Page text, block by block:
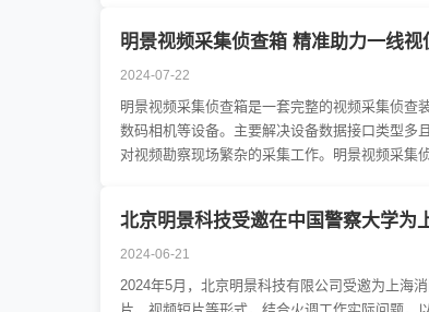
明景视频采集侦查箱 精准助力一线视
2024-07-22
明景视频采集侦查箱是一套完整的视频采集侦查
数码相机等设备。主要解决设备数据接口类型多
对视频勘察现场繁杂的采集工作。明景视频采集
北京明景科技受邀在中国警察大学为
2024-06-21
2024年5月，北京明景科技有限公司受邀为上海